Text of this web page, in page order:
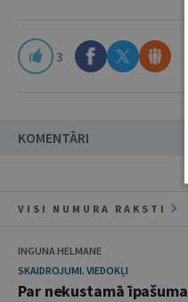
3
KOMENTĀRI
VISI NUMURA RAKSTI
INGUNA HELMANE
SKAIDROJUMI. VIEDOKĻI
Par nekustamā